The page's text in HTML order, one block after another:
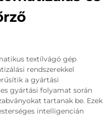
textílvágó gép
rendszerekkel
a gyártási
gyártási folyamat során
tartanak be. Ezek
intelligencián